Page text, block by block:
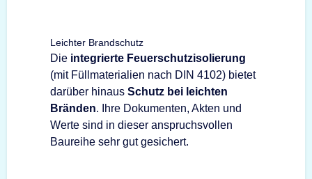
Leichter Brandschutz
Die integrierte Feuerschutzisolierung
(mit Füllmaterialien nach DIN 4102) bietet
darüber hinaus Schutz bei leichten
Bränden. Ihre Dokumenten, Akten und
Werte sind in dieser anspruchsvollen
Baureihe sehr gut gesichert.